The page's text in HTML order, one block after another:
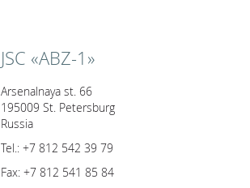
JSC «ABZ-1»
Arsenalnaya st. 66
195009 St. Petersburg
Russia
Tel.: +7 812 542 39 79
Fax: +7 812 541 85 84